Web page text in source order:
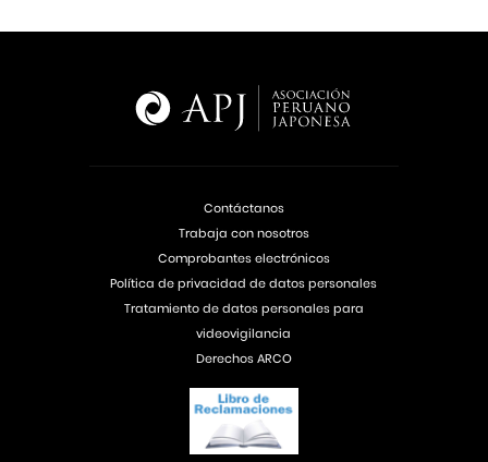
Contáctanos
Trabaja con nosotros
Comprobantes electrónicos
Política de privacidad de datos personales
Tratamiento de datos personales para
videovigilancia
Derechos ARCO